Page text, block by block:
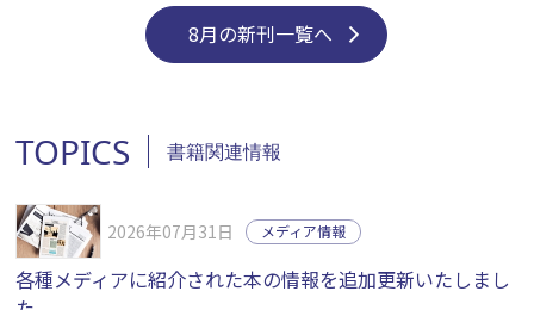
8月の新刊一覧へ
TOPICS 書籍関連情報
2026年07月31日 メディア情報
各種メディアに紹介された本の情報を追加更新いたしまし